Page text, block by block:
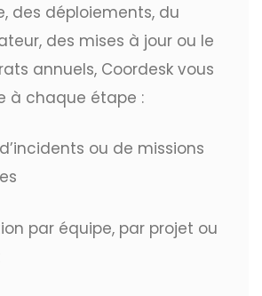
des déploiements, du
des mises à jour ou le
annuels, Coordesk vous
à chaque étape :
ou de missions
par équipe, par projet ou